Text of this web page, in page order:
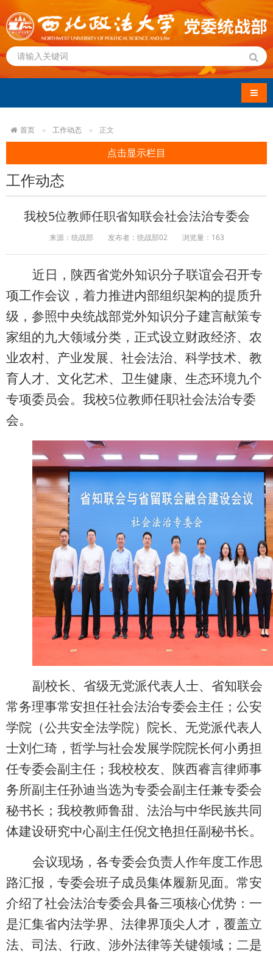
导航
首页 工作动态 正文
点击显示栏目
工作动态
我校5位教师任职省知联会社会法治专委会
来源：统战部 发布者：统战部02 浏览量： 163
近日，陕西省党外知识分子联谊会召开专
项工作会议，着力推进内部组织架构的提质升
级，参照中央统战部党外知识分子建言献策专
家组的九大领域分类，正式设立财政经济、农
业农村、产业发展、社会法治、科学技术、教
育人才、文化艺术、卫生健康、生态环境九个
专项委员会。我校5位教师任职社会法治专委
会。
副校长、省级无党派代表人士、省知联会
常务理事常安担任社会法治专委会主任；公安
学院（公共安全法学院）院长、无党派代表人
士刘仁琦，哲学与社会发展学院院长何小勇担
任专委会副主任；我校校友、陕西睿言律师事
务所副主任孙迪当选为专委会副主任兼专委会
秘书长；我校教师鲁甜、法治与中华民族共同
体建设研究中心副主任倪文艳担任副秘书长。
会议现场，各专委会负责人作年度工作思
路汇报，专委会班子成员集体履新见面。常安
介绍了社会法治专委会具备三项核心优势：一
是汇集省内法学界、法律界顶尖人才，覆盖立
法、司法、行政、涉外法律等关键领域；二是